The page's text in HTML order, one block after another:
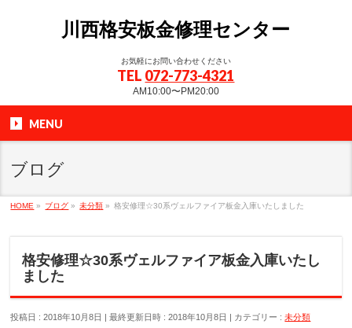
川西格安板金修理センター
お気軽にお問い合わせください
TEL 072-773-4321
AM10:00〜PM20:00
MENU
ブログ
HOME » ブログ » 未分類 » 格安修理☆30系ヴェルファイア板金入庫いたしました
格安修理☆30系ヴェルファイア板金入庫いたし
ました
投稿日 : 2018年10月8日 最終更新日時 : 2018年10月8日 カテゴリー :未分類